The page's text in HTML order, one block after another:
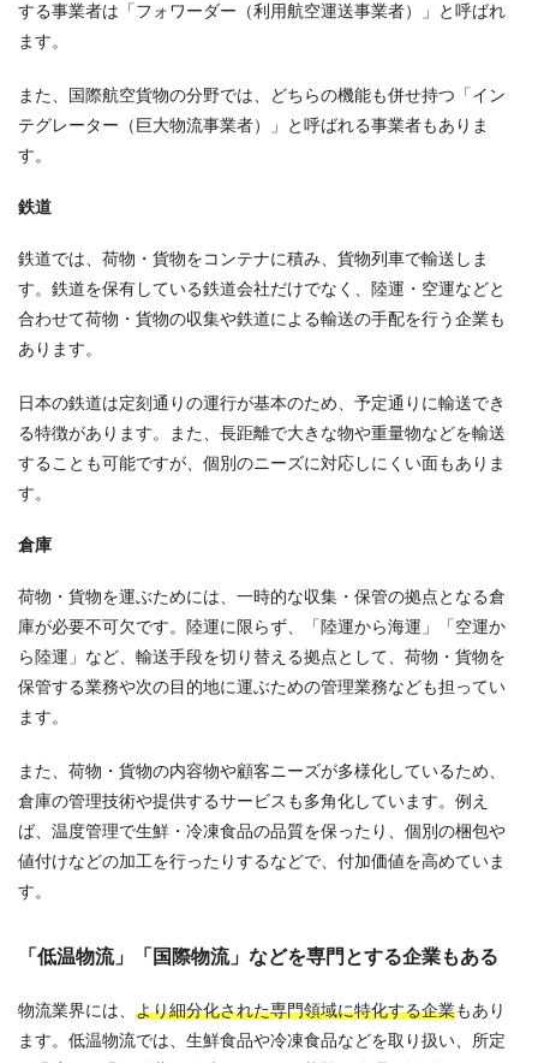
する事業者は「フォワーダー（利用航空運送事業者）」と呼ばれ
ます。
また、国際航空貨物の分野では、どちらの機能も併せ持つ「イン
テグレーター（巨大物流事業者）」と呼ばれる事業者もありま
す。
鉄道
鉄道では、荷物・貨物をコンテナに積み、貨物列車で輸送しま
す。鉄道を保有している鉄道会社だけでなく、陸運・空運などと
合わせて荷物・貨物の収集や鉄道による輸送の手配を行う企業も
あります。
日本の鉄道は定刻通りの運行が基本のため、予定通りに輸送でき
る特徴があります。また、長距離で大きな物や重量物などを輸送
することも可能ですが、個別のニーズに対応しにくい面もありま
す。
倉庫
荷物・貨物を運ぶためには、一時的な収集・保管の拠点となる倉
庫が必要不可欠です。陸運に限らず、「陸運から海運」「空運か
ら陸運」など、輸送手段を切り替える拠点として、荷物・貨物を
保管する業務や次の目的地に運ぶための管理業務なども担ってい
ます。
また、荷物・貨物の内容物や顧客ニーズが多様化しているため、
倉庫の管理技術や提供するサービスも多角化しています。例え
ば、温度管理で生鮮・冷凍食品の品質を保ったり、個別の梱包や
値付けなどの加工を行ったりするなどで、付加価値を高めていま
す。
「低温物流」「国際物流」などを専門とする企業もある
物流業界には、 より細分化された専門領域に特化する企業もあり
ます。低温物流では、生鮮食品や冷凍食品などを取り扱い、所定